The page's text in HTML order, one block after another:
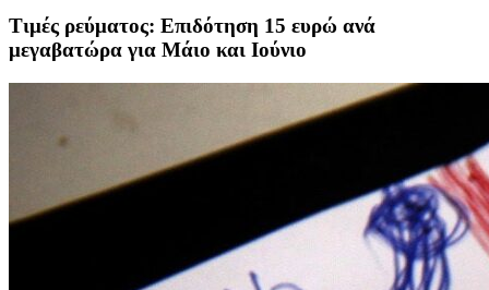
Τιμές ρεύματος: Επιδότηση 15 ευρώ ανά
μεγαβατώρα για Μάιο και Ιούνιο